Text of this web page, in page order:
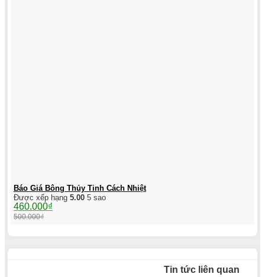
Báo Giá Bông Thủy Tinh Cách Nhiệt
Được xếp hạng 5.00 5 sao
500.000₫
Giá
gốc
là:
460.000₫
Giá
hiện
tại
Tin tức liên quan